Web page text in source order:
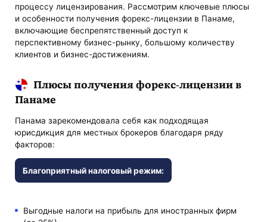
процессу лицензирования. Рассмотрим ключевые плюсы
и особенности получения форекс-лицензии в Панаме,
включающие беспрепятственный доступ к
перспективному бизнес-рынку, большому количеству
клиентов и бизнес-достижениям.
Плюсы получения форекс-лицензии в
Панаме
Панама зарекомендовала себя как подходящая
юрисдикция для местных брокеров благодаря ряду
факторов:
Благоприятный налоговый режим:
Выгодные налоги на прибыль для иностранных фирм